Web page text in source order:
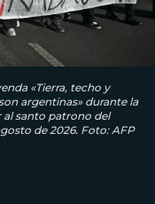
«Tierra, techo y
argentinas» durante la
santo patrono del
de 2026. Foto: AFP